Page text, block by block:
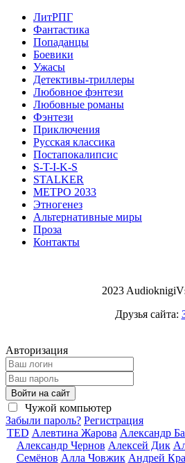
ЛитРПГ
Фантастика
Попаданцы
Боевики
Ужасы
Детективы-триллеры
Любовное фэнтези
Любовные романы
Фэнтези
Приключения
Русская классика
Постапокалипсис
S-T-I-K-S
STALKER
МЕТРО 2033
Этногенез
Альтернативные миры
Проза
Контакты
2023
Друзья сайта:
Авторизация
Войти на сайт
Чужой компьютер
Забыли пароль? Регистрация
TED Алевтина Жарова Александр
Александр Чернов Алексей Дик
Семёнов Алла Човжик Андрей